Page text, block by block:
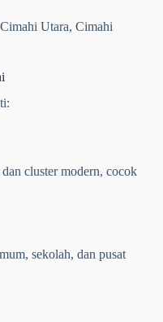
Utara, Cimahi
cluster modern, cocok
sekolah, dan pusat